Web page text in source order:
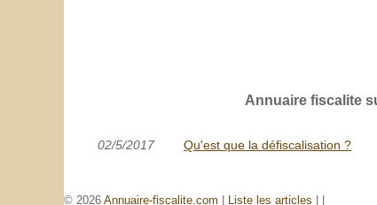
Annuaire fiscalite
02/5/2017 Qu'est que la défiscalisation ?
© 2026 Annuaire-fiscalite.com Liste les articles